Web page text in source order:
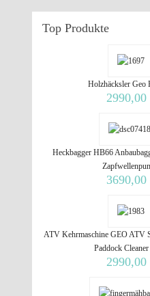
Top Produkte
Holzhäcksler Geo
2990,00
Heckbagger HB66
3690,00
ATV Kehrmaschine GEO ATV
Paddock
2990,00